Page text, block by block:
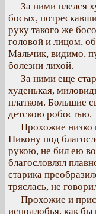
За ними плелся
босых,
руку такого же
головой и лицом,
Мальчик, видимо,
болезни лихой.
За ними еще
худенькая,
платком. Большие
детскою робостью.
Прохожие низко
Никону под
рукою, не бил ею
благословлял
старика
тряслась, не
Прохожие и
исподлобья, как бы